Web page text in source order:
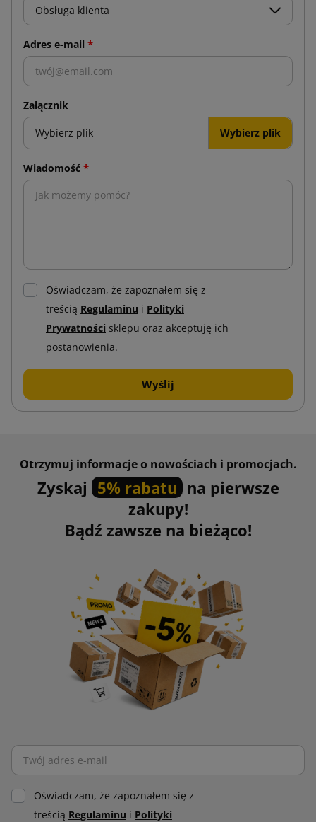
Adres e-mail *
Załącznik
Wybierz plik
Wiadomość *
Oświadczam, że zapoznałem się z
treścią Regulaminu i Polityki
Prywatności sklepu oraz akceptuję ich
postanowienia.
Otrzymuj informacje o nowościach i promocjach.
Zyskaj 5% rabatu na pierwsze
zakupy!
Bądź zawsze na bieżąco!
Oświadczam, że zapoznałem się z
treścią Regulaminu i Polityki